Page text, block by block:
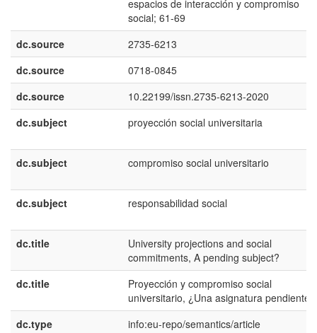
espacios de interacción y compromiso
social; 61-69
dc.source
2735-6213
dc.source
0718-0845
dc.source
10.22199/issn.2735-6213-2020
dc.subject
proyección social universitaria
dc.subject compromiso social universitario
dc.subject responsabilidad social
dc.title
University projections and social
commitments, A pending subject?
dc.title
Proyección y compromiso social
universitario, ¿Una asignatura pendiente?
dc.type
info:eu-repo/semantics/article